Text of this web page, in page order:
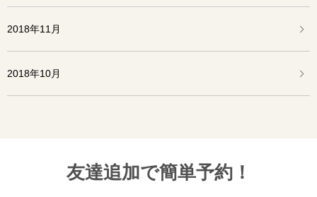
2018年11月
2018年10月
友達追加で簡単予約！